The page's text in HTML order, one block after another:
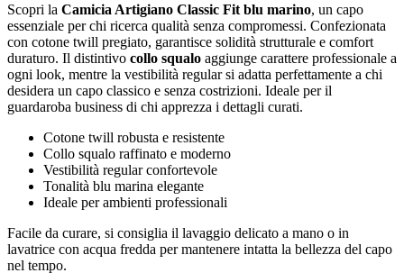
Scopri la Camicia Artigiano Classic Fit blu marino, un capo
essenziale per chi ricerca qualità senza compromessi. Confezionata
con cotone twill pregiato, garantisce solidità strutturale e comfort
duraturo. Il distintivo collo squalo aggiunge carattere professionale a
ogni look, mentre la vestibilità regular si adatta perfettamente a chi
desidera un capo classico e senza costrizioni. Ideale per il
guardaroba business di chi apprezza i dettagli curati.
Cotone twill robusta e resistente
Collo squalo raffinato e moderno
Vestibilità regular confortevole
Tonalità blu marina elegante
Ideale per ambienti professionali
Facile da curare, si consiglia il lavaggio delicato a mano o in
lavatrice con acqua fredda per mantenere intatta la bellezza del capo
nel tempo.